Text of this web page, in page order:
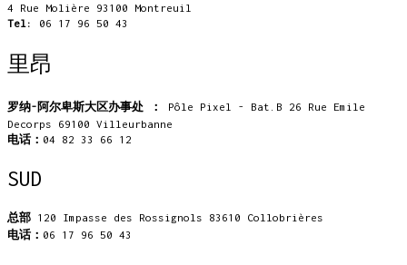
4 Rue Molière 93100 Montreuil
Tel:
06 17 96 50 43
里昂
罗纳-阿尔卑斯大区办事处 ：
Pôle Pixel - Bat.B 26 Rue Emile
Decorps 69100 Villeurbanne
电话： 04 82 33 66 12
SUD
总部 120 Impasse des Rossignols 83610 Collobrières
电话： 06 17 96 50 43